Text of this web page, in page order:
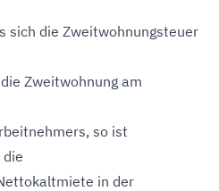
sich die Zweitwohnungsteuer
Zweitwohnung am
so ist
die
in der